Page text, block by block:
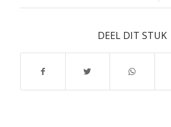
DEEL DIT STUK